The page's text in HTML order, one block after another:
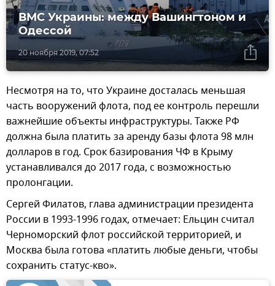
20 ноября 2019, 07:52
ВМС Украины: между Вашингтоном и
Одессой
Несмотря на то, что Украине досталась меньшая
часть вооружений флота, под ее контроль перешли
важнейшие объекты инфраструктуры. Также РФ
должна была платить за аренду базы флота 98 млн
долларов в год. Срок базирования ЧФ в Крыму
устанавливался до 2017 года, с возможностью
пролонгации.
Сергей Филатов, глава администрации президента
России в 1993-1996 годах, отмечает: Ельцин считал
Черноморский флот российской территорией, и
Москва была готова «платить любые деньги, чтобы
сохранить статус-кво».